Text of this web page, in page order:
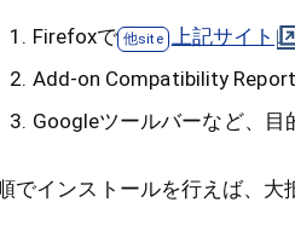
Firefoxで 上記サイト
Add-on Compatibility
Googleツールバーなど、
でインストールを行えば、大